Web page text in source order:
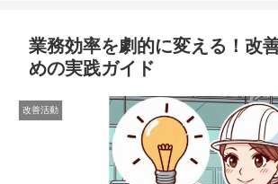
業務効率を劇的に変える！改
めの実践ガイド
改善活動